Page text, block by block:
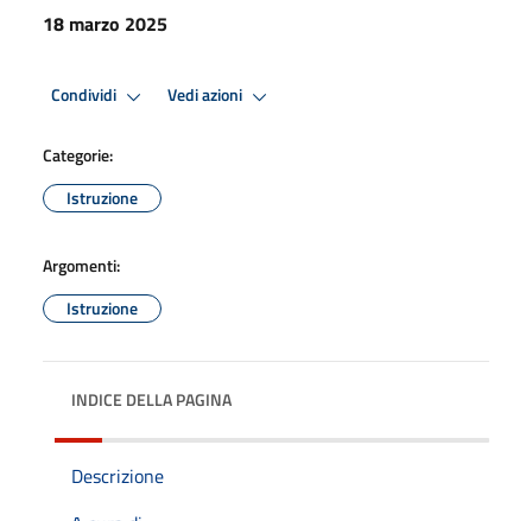
18 marzo 2025
Condividi Vedi azioni
Categorie:
Istruzione
Argomenti:
Istruzione
INDICE DELLA PAGINA
Descrizione